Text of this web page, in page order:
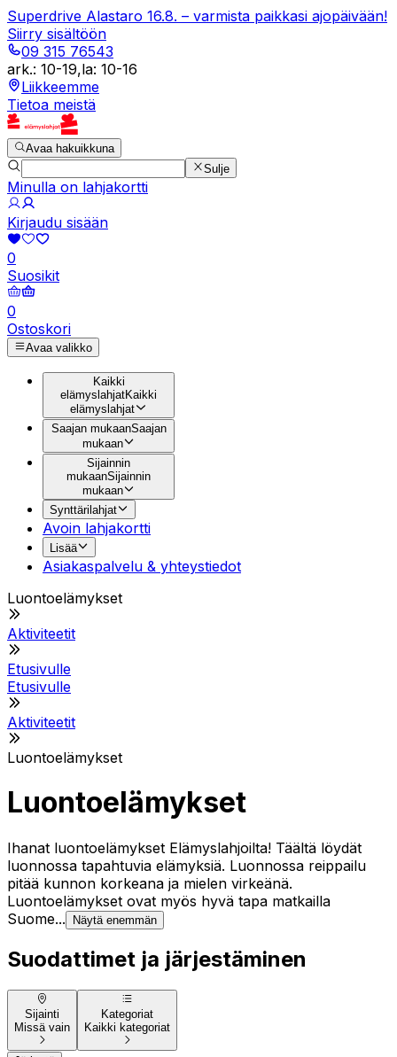
Superdrive Alastaro 16.8. – varmista paikkasi ajopäivään!
Siirry sisältöön
09 315 76543
ark.: 10-19,la: 10-16
Liikkeemme
Tietoa meistä
Avaa hakuikkuna
Sulje
Minulla on lahjakortti
Kirjaudu sisään
0
Suosikit
0
Ostoskori
Avaa valikko
Kaikki
elämyslahjatKaikki
elämyslahjat
Saajan mukaanSaajan
mukaan
Sijainnin
mukaanSijainnin
mukaan
Synttärilahjat
Avoin lahjakortti
Lisää
Asiakaspalvelu & yhteystiedot
Luontoelämykset
Aktiviteetit
Etusivulle
Etusivulle
Aktiviteetit
Luontoelämykset
Luontoelämykset
Ihanat luontoelämykset Elämyslahjoilta! Täältä löydät
luonnossa tapahtuvia elämyksiä. Luonnossa reippailu
pitää kunnon korkeana ja mielen virkeänä.
Luontoelämykset ovat myös hyvä tapa matkailla
Suome...
Näytä enemmän
Suodattimet ja järjestäminen
Sijainti
Missä vain
Kategoriat
Kaikki kategoriat